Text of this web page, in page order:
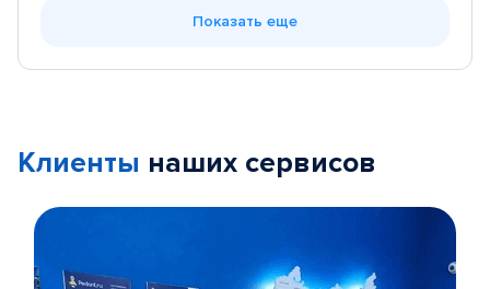
Показать еще
Клиенты наших сервисов